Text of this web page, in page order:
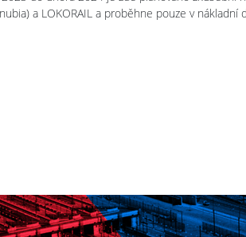
a LOKORAIL a proběhne pouze v nákladní